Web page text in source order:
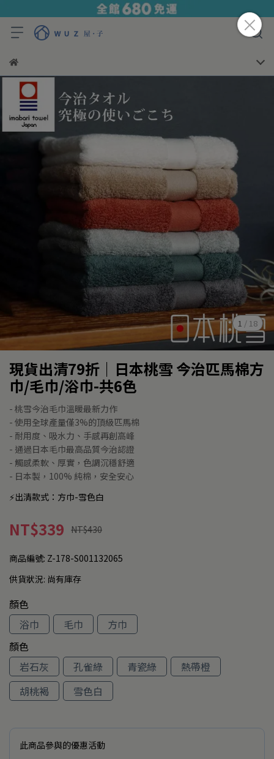
1 / 18
現貨出清79折｜日本桃雪 今治匹馬棉方
巾/毛巾/浴巾-共6色
- 桃雪今治毛巾溫暖最新力作
- 使用全球產量僅3%的頂級匹馬棉
- 耐用度、吸水力、手感再創高峰
- 通過日本毛巾最高品質今治認證
- 觸感柔軟、厚實，色調沉穩舒適
- 日本製，100% 純棉，安全安心
⚡️出清款式：方巾-雪色白
NT$339 NT$430
商品編號: Z-178-S001132065
供貨狀況: 尚有庫存
顏色
浴巾
毛巾
方巾
顏色
岩石灰
孔雀綠 青瓷綠
熱帶橙
胡桃褐
雪色白
此商品參與的優惠活動